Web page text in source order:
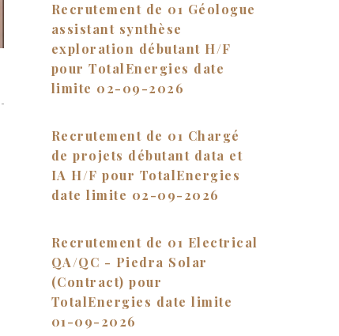
Recrutement de 01 Géologue
assistant synthèse
exploration débutant H/F
pour TotalEnergies date
limite 02-09-2026
Recrutement de 01 Chargé
de projets débutant data et
IA H/F pour TotalEnergies
date limite 02-09-2026
Recrutement de 01 Electrical
QA/QC - Piedra Solar
(Contract) pour
TotalEnergies date limite
01-09-2026